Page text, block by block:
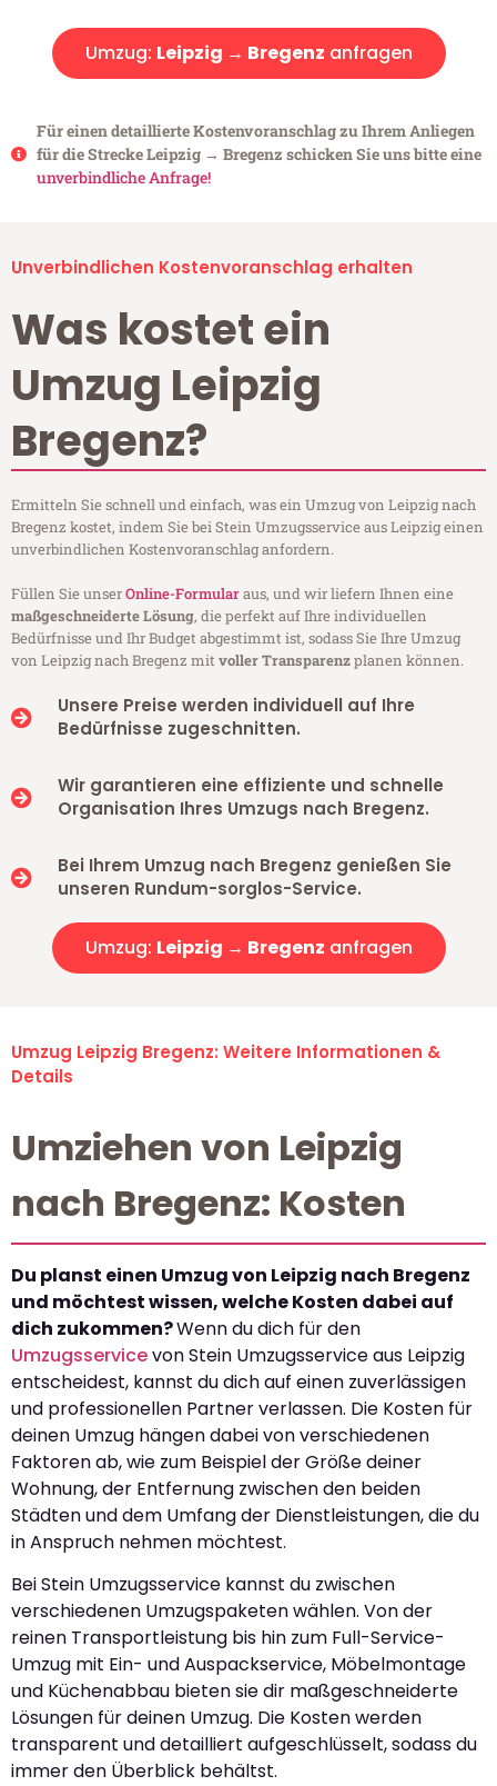
Umzug: Leipzig → Bregenz anfragen
Für einen detaillierte Kostenvoranschlag zu Ihrem Anliegen
für die Strecke Leipzig → Bregenz schicken Sie uns bitte eine
unverbindliche Anfrage!
Unverbindlichen Kostenvoranschlag erhalten
Was kostet ein
Umzug Leipzig
Bregenz?
Ermitteln Sie schnell und einfach, was ein Umzug von Leipzig nach
Bregenz kostet, indem Sie bei Stein Umzugsservice aus Leipzig einen
unverbindlichen Kostenvoranschlag anfordern.
Füllen Sie unserOnline-Formularaus, und wir liefern Ihnen eine
maßgeschneiderte Lösung, die perfekt auf Ihre individuellen
Bedürfnisse und Ihr Budget abgestimmt ist, sodass Sie Ihre Umzug
von Leipzig nach Bregenz mitvoller Transparenzplanen können.
Unsere Preise werden individuell auf Ihre
Bedürfnisse zugeschnitten.
Wir garantieren eine effiziente und schnelle
Organisation Ihres Umzugs nach Bregenz.
Bei Ihrem Umzug nach Bregenz genießen Sie
unseren Rundum-sorglos-Service.
Umzug: Leipzig → Bregenz anfragen
Umzug Leipzig Bregenz: Weitere Informationen &
Details
Umziehen von Leipzig
nach Bregenz: Kosten
Du planst einen Umzug von Leipzig nach Bregenz
und möchtest wissen, welche Kosten dabei auf
dich zukommen?Wenn du dich für den
Umzugsservicevon Stein Umzugsservice aus Leipzig
entscheidest, kannst du dich auf einen zuverlässigen
und professionellen Partner verlassen. Die Kosten für
deinen Umzug hängen dabei von verschiedenen
Faktoren ab, wie zum Beispiel der Größe deiner
Wohnung, der Entfernung zwischen den beiden
Städten und dem Umfang der Dienstleistungen, die du
in Anspruch nehmen möchtest.
Bei Stein Umzugsservice kannst du zwischen
verschiedenen Umzugspaketen wählen. Von der
reinen Transportleistung bis hin zum Full-Service-
Umzug mit Ein- und Auspackservice, Möbelmontage
und Küchenabbau bieten sie dir maßgeschneiderte
Lösungen für deinen Umzug. Die Kosten werden
transparent und detailliert aufgeschlüsselt, sodass du
immer den Überblick behältst.